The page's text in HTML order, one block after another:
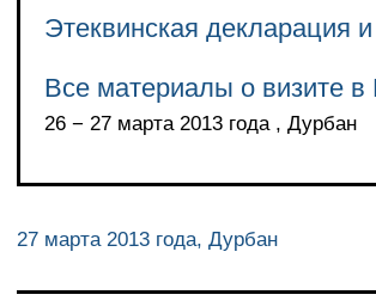
Этеквинская декларация
Все материалы о визите
26 − 27 марта 2013 года , Дурбан
27 марта 2013 года, Дурбан